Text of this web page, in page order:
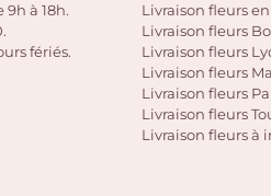
à 18h.
fériés.
Livraison fleurs
Livraison fleurs
Livraison fleurs
Livraison fleurs
Livraison fleurs
Livraison fleurs
Livraison fleurs à